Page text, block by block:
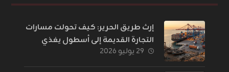
إرث طريق الحرير: كيف تحولت مسارات
التجارة القديمة إلى أسطول يغذي
العالم؟
٢٩ يوليو ٢٠٢٦